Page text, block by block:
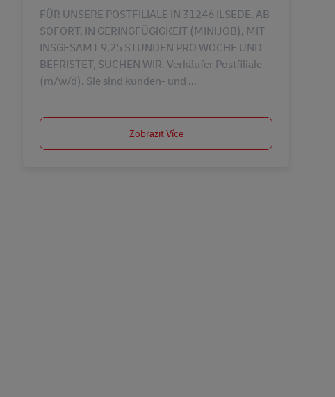
FÜR UNSERE POSTFILIALE IN 31246 ILSEDE, AB
SOFORT, IN GERINGFÜGIGKEIT (MINIJOB), MIT
INSGESAMT 9,25 STUNDEN PRO WOCHE UND
BEFRISTET, SUCHEN WIR. Verkäufer Postfiliale
(m/w/d). Sie sind kunden- und ...
Zobrazit Více